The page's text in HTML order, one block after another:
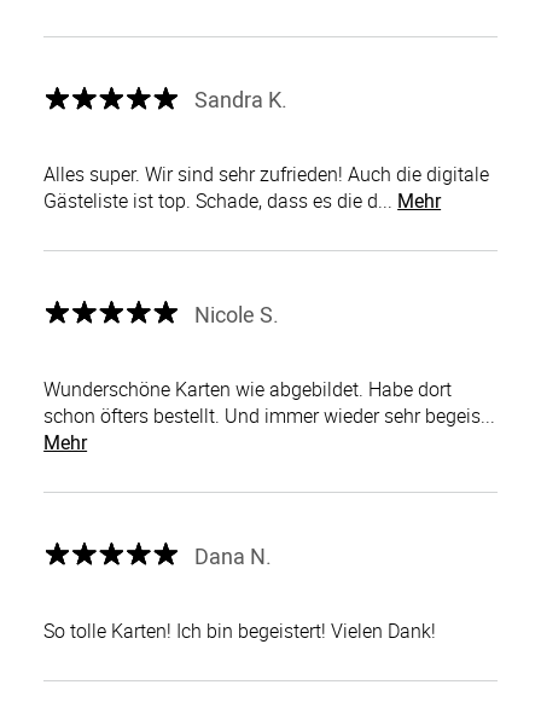
Sandra K.
Alles super. Wir sind sehr zufrieden! Auch die digitale
Gästeliste ist top. Schade, dass es die d... Mehr
Nicole S.
Wunderschöne Karten wie abgebildet. Habe dort
schon öfters bestellt. Und immer wieder sehr begeis...
Mehr
Dana N.
So tolle Karten! Ich bin begeistert! Vielen Dank!